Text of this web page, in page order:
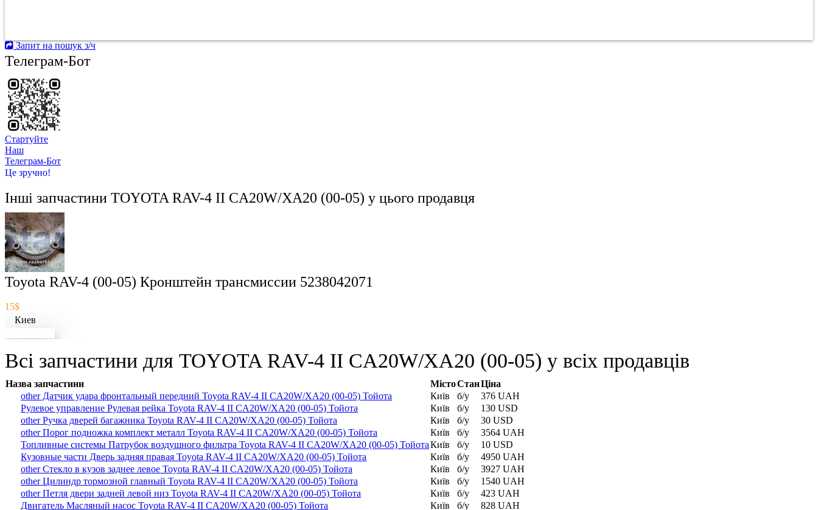
Запит на пошук з/ч
Телеграм-Бот
Стартуйте
Hаш
Телеграм-Бот
Це зручно!
Інші запчастини TOYOTA RAV-4 II CA20W/XA20 (00-05) у цього продавця
Toyota RAV-4 (00-05) Кронштейн трансмиссии 5238042071
15$
Киев
Всі запчастини для TOYOTA RAV-4 II CA20W/XA20 (00-05) у всіх продавців
Назва запчастини МістоСтанЦіна
other Датчик удара фронтальный передний Toyota RAV-4 II CA20W/XA20 (00-05) Тойота
Київ б/у
376 UAH
Рулевое управление Рулевая рейка Toyota RAV-4 II CA20W/XA20 (00-05) Тойота
Київ б/у
130 USD
other Ручка дверей багажника Toyota RAV-4 II CA20W/XA20 (00-05) Тойота
Київ б/у
30 USD
other Порог подножка комплект металл Toyota RAV-4 II CA20W/XA20 (00-05) Тойота
Київ б/у
3564 UAH
Топливные системы Патрубок воздушного фильтра Toyota RAV-4 II CA20W/XA20 (00-05) ТойотаКиїв б/у
10 USD
Кузовные части Дверь задняя правая Toyota RAV-4 II CA20W/XA20 (00-05) Тойота
Київ б/у
4950 UAH
other Стекло в кузов заднее левое Toyota RAV-4 II CA20W/XA20 (00-05) Тойота
Київ б/у
3927 UAH
other Цилиндр тормозной главный Toyota RAV-4 II CA20W/XA20 (00-05) Тойота
Київ б/у
1540 UAH
other Петля двери задней левой низ Toyota RAV-4 II CA20W/XA20 (00-05) Тойота
Київ б/у
423 UAH
Двигатель Масляный насос Toyota RAV-4 II CA20W/XA20 (00-05) Тойота
Київ б/у
828 UAH